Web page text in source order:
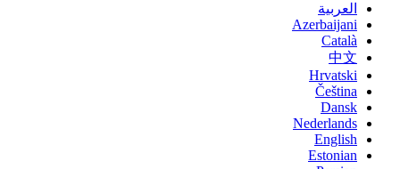
العربية
Azerbaijani
Català
中文
Hrvatski
Čeština
Dansk
Nederlands
English
Estonian